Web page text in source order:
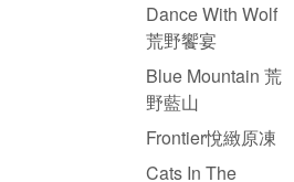
Dance With Wolf
荒野饗宴
Blue Mountain 荒
野藍山
Frontier悅緻原凍
Cats In The